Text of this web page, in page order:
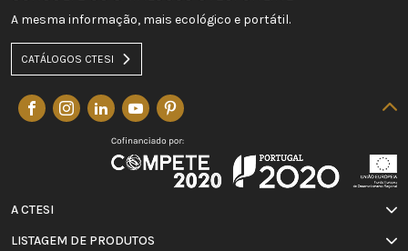
A mesma informação, mais ecológico e portátil.
CATÁLOGOS CTESI
A CTESI
LISTAGEM DE PRODUTOS